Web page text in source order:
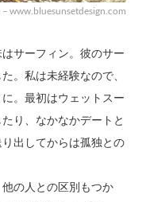
www.bluesunsetdesign.com
サーフィン。彼のサー
。私は未経験なので、
。最初はウェットスー
り、なかなかデートと
出してからは孤独との
他の人との区別もつか